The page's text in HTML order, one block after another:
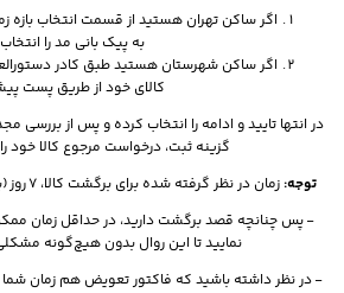
اگر ساکن تهران هستید از قسمت انتخاب بازه
به پیک بانی مد را
اگر ساکن شهرستان هستید طبق کادر
کالای خود از طریق پست
در انتها تایید و ادامه را انتخاب کرده و پس از بررسی
گزینه ثبت، درخواست مرجوع کالا خود
توجه: زمان در نظر گرفته شده برای برگشت کالا، 7 روز (بعلاوه روزهای تعطیل) است.
- پس چنانچه قصد برگشت دارید، در حداقل زمان
نمایید تا این روال بدون هیچ‌گونه
-